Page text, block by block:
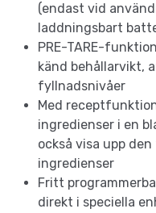
(endast vid
laddningsbart
PRE-TARE-
känd behållarvikt,
fyllnadsnivåer
Med
ingredienser i en
också visa upp
ingredienser
Fritt
direkt i speciella